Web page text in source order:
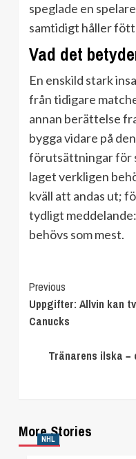
speglade en
samtidigt håller
Vad det
En enskild stark
från tidigare
annan berättelse
bygga vidare på
förutsättningar för
laget verkligen
kväll att andas ut;
tydligt
behövs som mest.
Continue
Reading
Previous
Uppgifter: Allvin kan
Canucks
Tränarens ilska −
More Stories
NHL